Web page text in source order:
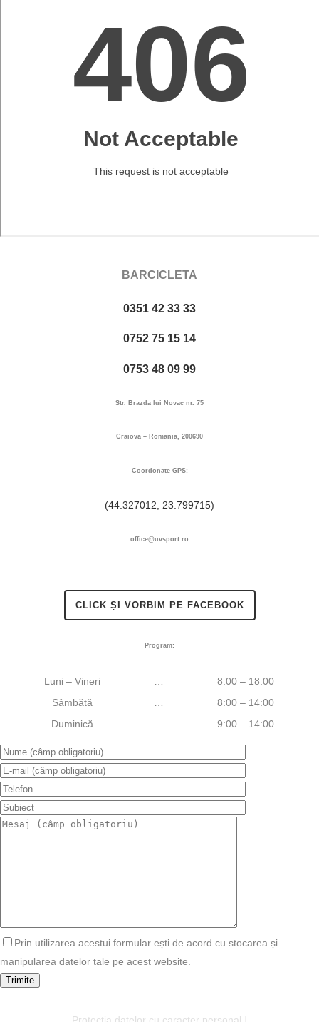
BARCICLETA
0351 42 33 33
0752 75 15 14
0753 48 09 99
Str. Brazda lui Novac nr. 75
Craiova – Romania, 200690
Coordonate GPS:
(44.327012, 23.799715)
office@uvsport.ro
CLICK ȘI VORBIM PE FACEBOOK
Program:
Luni – Vineri …
8:00 – 18:00
Sâmbătă
…
8:00 – 14:00
Duminică
… 9:00 – 14:00
Prin utilizarea acestui formular ești de acord cu stocarea și
manipularea datelor tale pe acest website.